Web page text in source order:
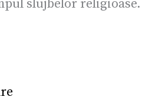
slujbelor religioase.